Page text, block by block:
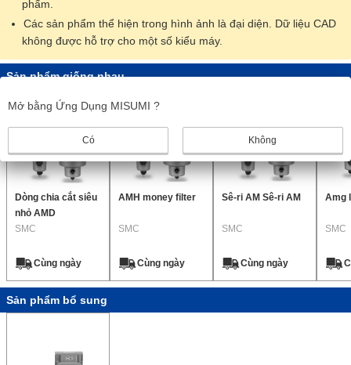
phẩm.
Các sản phẩm thể hiện trong hình ảnh là đại diện. Dữ liệu CAD
không được hỗ trợ cho một số kiểu máy.
Sản phẩm giống nhau
Dòng chia cắt siêu
nhỏ AMD
SMC
Cùng ngày
AMH money filter
SMC
Cùng ngày
Sê-ri AM Sê-ri AM
SMC
Cùng ngày
Amg
SMC
Sản phẩm bổ sung
Mở bằng Ứng Dụng MISUMI ?
Có Không